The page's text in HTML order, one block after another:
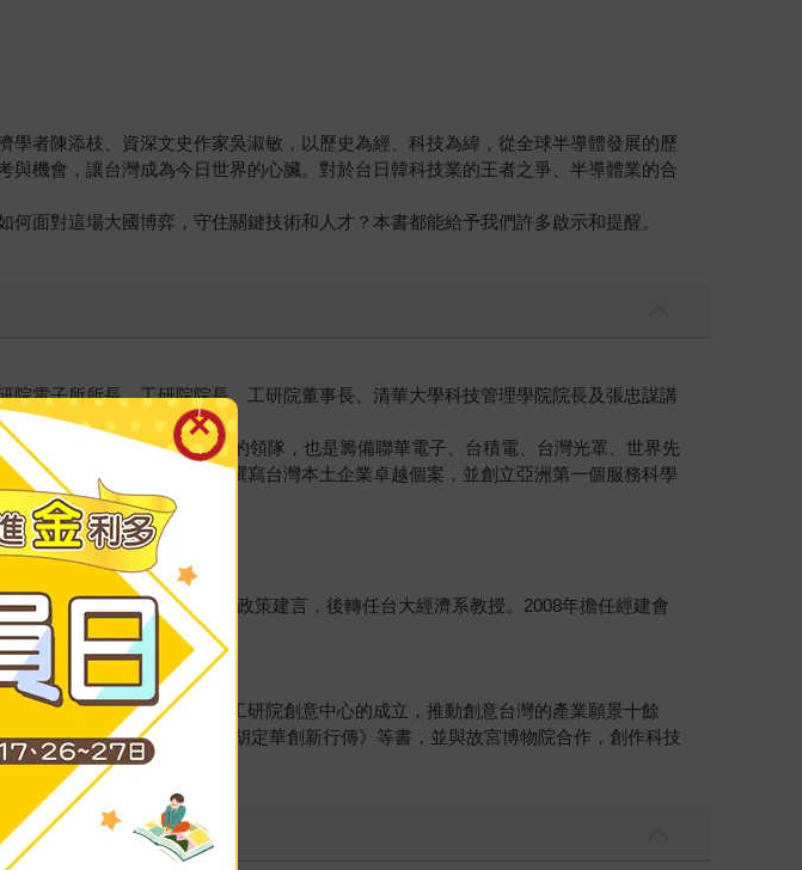
者陳添枝、資深文史作家吳淑敏，以歷史為經、科技為緯，從全球半導體發展的歷
機會，讓台灣成為今日世界的心臟。對於台日韓科技業的王者之爭、半導體業的合
面對這場大國博弈，守住關鍵技術和人才？本書都能給予我們許多啟示和提醒。
電子所所長、工研院院長、工研院董事長、清華大學科技管理學院院長及張忠謀講
RCA引進半導體製程技術的領隊，也是籌備聯華電子、台積電、台灣光罩、世界先
長期間，與哈佛大學合作撰寫台灣本土企業卓越個案，並創立亞洲第一個服務科學
副研究員，長期為政府提供政策建言，後轉任台大經濟系教授。2008年擔任經建會
學台北政經學院研究員。
路創新、科技藝術，參與工研院創意中心的成立，推動創意台灣的產業願景十餘
泰和他的開創時代》、《胡定華創新行傳》等書，並與故宮博物院合作，創作科技